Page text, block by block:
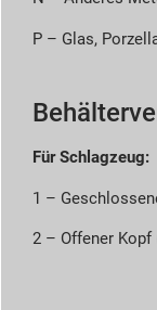
P – Glas,
Für Schlagzeug:
1 –
2 – Offener Kopf